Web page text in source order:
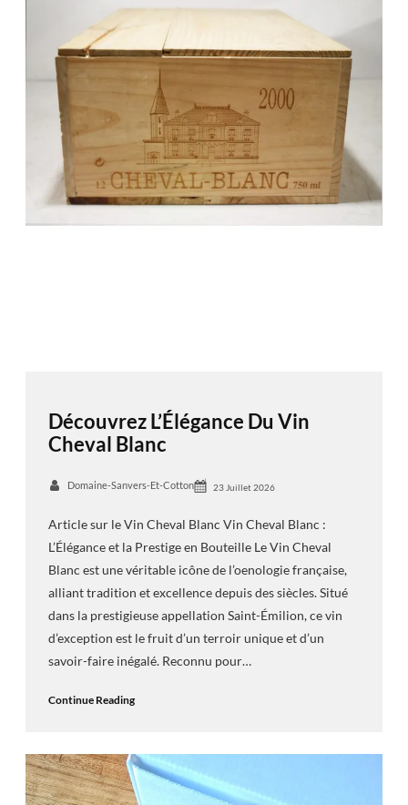
Découvrez L’Élégance Du Vin
Cheval Blanc
Domaine-Sanvers-Et-Cotton 23 Juillet 2026
Article sur le Vin Cheval Blanc Vin Cheval Blanc :
L’Élégance et la Prestige en Bouteille Le Vin Cheval
Blanc est une véritable icône de l’oenologie française,
alliant tradition et excellence depuis des siècles. Situé
dans la prestigieuse appellation Saint-Émilion, ce vin
d’exception est le fruit d’un terroir unique et d’un
savoir-faire inégalé. Reconnu pour…
Continue Reading